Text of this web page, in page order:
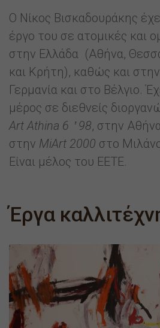
Ο Νίκος Βισκαδουράκης
έργο του σε ατομικές και
στην Ελλάδα (Αθήνα,
και Κρήτη), καθώς και
Γερμανία και στο Βέλγιο.
μέρος σε διεθνείς
Art Athina 6 ̓ 98, στην
στην MiArt 2000 στο
Είναι μέλος του ΕΕΤΕ.
Έργα